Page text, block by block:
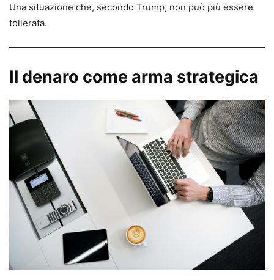
Una situazione che, secondo Trump, non può più essere
tollerata.
Il denaro come arma strategica